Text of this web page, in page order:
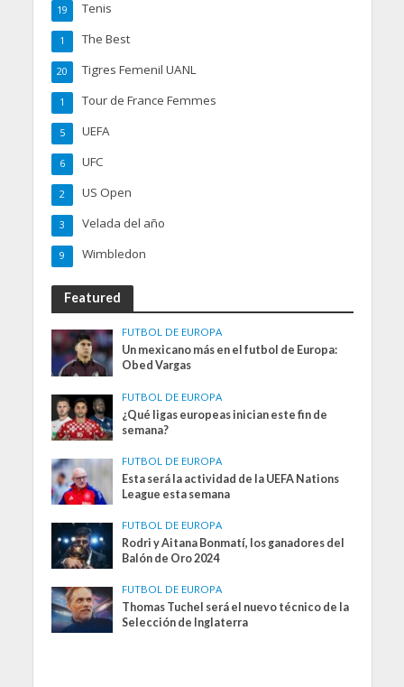
Tenis
19
The Best
1
Tigres Femenil UANL
20
Tour de France Femmes
1
UEFA
5
UFC
6
US Open
2
Velada del año
3
Wimbledon
9
Featured
FUTBOL DE EUROPA
Un mexicano más en el futbol de Europa:
Obed Vargas
FUTBOL DE EUROPA
¿Qué ligas europeas inician este fin de
semana?
FUTBOL DE EUROPA
Esta será la actividad de la UEFA Nations
League esta semana
FUTBOL DE EUROPA
Rodri y Aitana Bonmatí, los ganadores del
Balón de Oro 2024
FUTBOL DE EUROPA
Thomas Tuchel será el nuevo técnico de la
Selección de Inglaterra